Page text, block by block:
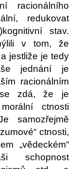
racionálního
redukovat
stav.
v tom, že
jestliže je tedy
jednání je
racionálním
zdá, že je
ctnosti
samozřejmě
ctnosti,
„vědeckém“
schopnost